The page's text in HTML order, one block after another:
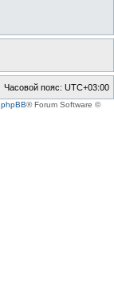
Часовой пояс: UTC+03:00
phpBB® Forum Software ©